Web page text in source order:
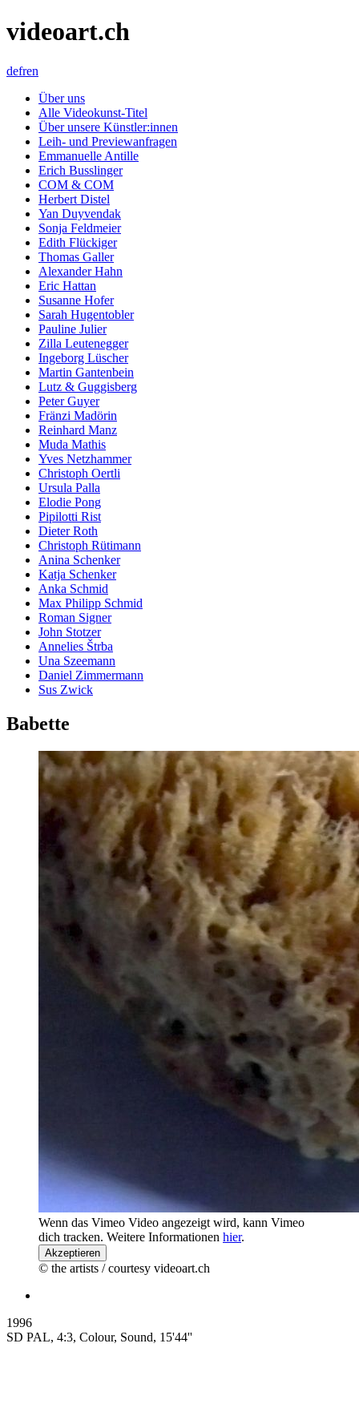
videoart.ch
defren
Über uns
Alle Videokunst-Titel
Über unsere Künstler:innen
Leih- und Previewanfragen
Emmanuelle Antille
Erich Busslinger
COM & COM
Herbert Distel
Yan Duyvendak
Sonja Feldmeier
Edith Flückiger
Thomas Galler
Alexander Hahn
Eric Hattan
Susanne Hofer
Sarah Hugentobler
Pauline Julier
Zilla Leutenegger
Ingeborg Lüscher
Martin Gantenbein
Lutz & Guggisberg
Peter Guyer
Fränzi Madörin
Reinhard Manz
Muda Mathis
Yves Netzhammer
Christoph Oertli
Ursula Palla
Elodie Pong
Pipilotti Rist
Dieter Roth
Christoph Rütimann
Anina Schenker
Katja Schenker
Anka Schmid
Max Philipp Schmid
Roman Signer
John Stotzer
Annelies Štrba
Una Szeemann
Daniel Zimmermann
Sus Zwick
Babette
Wenn das Vimeo Video angezeigt wird, kann Vimeo
dich tracken. Weitere Informationen hier.
Akzeptieren
© the artists / courtesy videoart.ch
1996
SD PAL, 4:3, Colour, Sound, 15'44''